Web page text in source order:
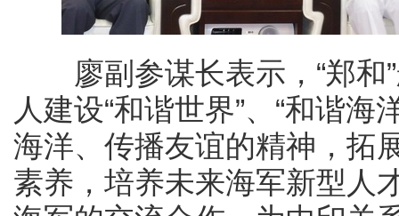
廖副参谋长表示，“郑和”
人建设“和谐世界”、“和谐
海洋、传播友谊的精神，拓
素养，培养未来海军新型人